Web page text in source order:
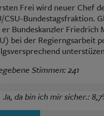
Frei wird neuer Chef
CSU-Bundestagsfraktion.
er Bundeskanzler Friedrich
bei der Regierngsarbeit
Stimmen: 241
Ja, da bin ich mir sicher.: